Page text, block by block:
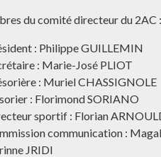
du comité directeur du 2AC :
: Philippe GUILLEMIN
: Marie-José PLIOT
: Muriel CHASSIGNOLE
: Florimond SORIANO
sportif : Florian
communication :
JRIDI